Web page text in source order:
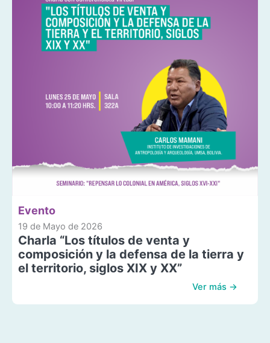
Evento
19 de Mayo de 2026
Charla “Los títulos de venta y
composición y la defensa de la tierra y
el territorio, siglos XIX y XX”
Ver más →